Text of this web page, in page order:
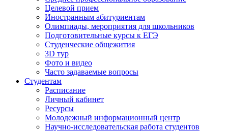
Целевой прием
Иностранным абитуриентам
Олимпиады, мероприятия для школьников
Подготовительные курсы к ЕГЭ
Студенческие общежития
3D тур
Фото и видео
Часто задаваемые вопросы
Студентам
Расписание
Личный кабинет
Ресурсы
Молодежный информационный центр
Научно-исследовательская работа студентов